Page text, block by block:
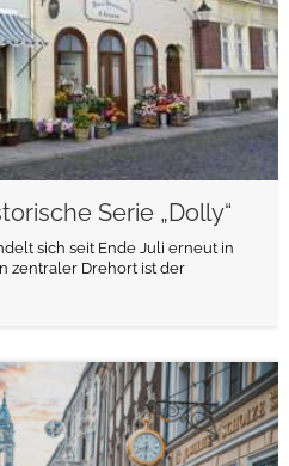
Serie „Dolly“
sich seit Ende Juli erneut in
zentraler Drehort ist der